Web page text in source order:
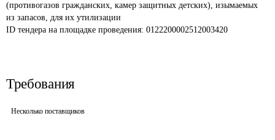
(противогазов гражданских, камер защитных детских), изымаемых
из запасов, для их утилизации
ID тендера на площадке проведения: 0122200002512003420
Требования
Несколько поставщиков